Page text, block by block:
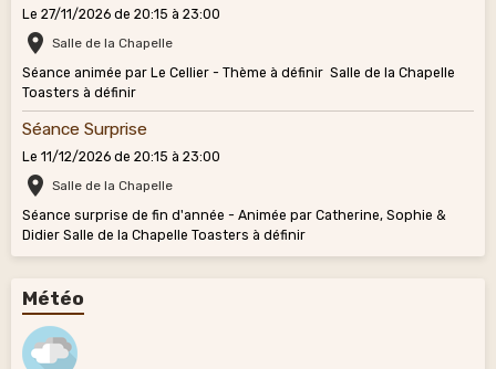
Le 27/11/2026 de 20:15 à 23:00
Salle de la Chapelle
Séance animée par Le Cellier - Thème à définir Salle de la Chapelle
Toasters à définir
Séance Surprise
Le 11/12/2026 de 20:15 à 23:00
Salle de la Chapelle
Séance surprise de fin d'année - Animée par Catherine, Sophie &
Didier Salle de la Chapelle Toasters à définir
Météo